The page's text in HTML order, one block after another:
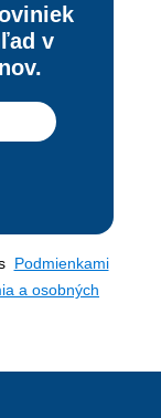
v
Podmienkami
a osobných